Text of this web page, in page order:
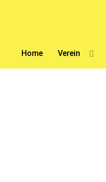
Home Verein